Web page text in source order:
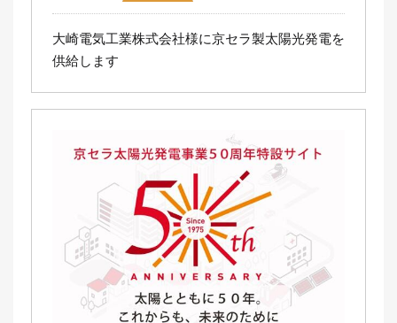
大崎電気工業株式会社様に京セラ製太陽光発電を
供給します